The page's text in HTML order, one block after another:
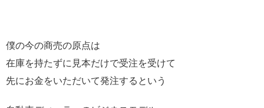
僕の今の商売の原点は
在庫を持たずに見本だけで受注を受けて
先にお金をいただいて発注するという